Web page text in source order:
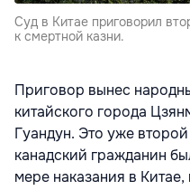
Суд в Китае приговорил
к смертной казни.
Приговор вынес
китайского города
Гуандун. Это уже
канадский гражданин
мере наказания в